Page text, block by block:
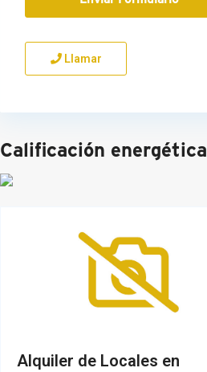
Llamar
Calificación energética
Alquiler de Locales en